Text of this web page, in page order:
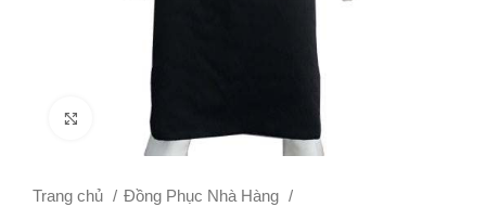
Click to enlarge
Trang chủ
Đồng Phục Nhà Hàng